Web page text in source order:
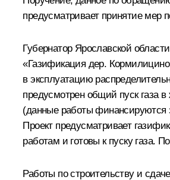
предусматривает принятие мер
Губернатор Ярославской
«Газификация дер.
в эксплуатацию
предусмотрен общий пуск газа
(данные работы финансируются
Проект предусматривает
работам и готовы к пуску газа.
Работы по строительству и